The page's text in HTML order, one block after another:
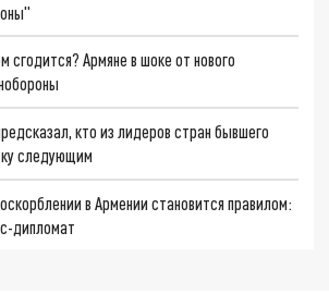
сгодится? Армяне в шоке от нового
кто из лидеров стран бывшего
следующим
в Армении становится правилом:
дипломат